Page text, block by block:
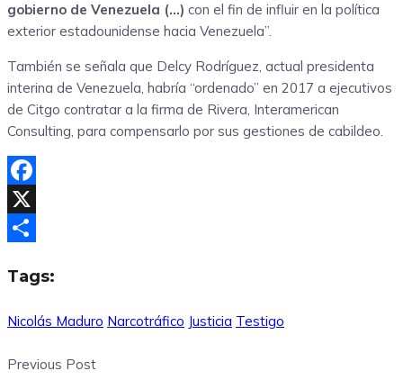
gobierno de Venezuela (…) con el fin de influir en la política
exterior estadounidense hacia Venezuela”.
También se señala que Delcy Rodríguez, actual presidenta
interina de Venezuela, habría “ordenado” en 2017 a ejecutivos
de Citgo contratar a la firma de Rivera, Interamerican
Consulting, para compensarlo por sus gestiones de cabildeo.
Facebook
X
Tags:
Nicolás Maduro Narcotráfico Justicia Testigo
Previous Post